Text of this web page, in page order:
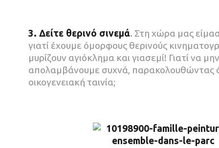
3. Δείτε θερινό σινεμά. Στη χώρα μας
γιατί έχουμε όμορφους θερινούς
μυρίζουν αγιόκλημα και γιασεμί! Γιατί να
απολαμβάνουμε συχνά, παρακολουθώντας
οικογενειακή ταινία;